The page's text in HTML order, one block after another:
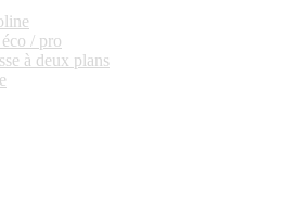
/ pro
à deux plans